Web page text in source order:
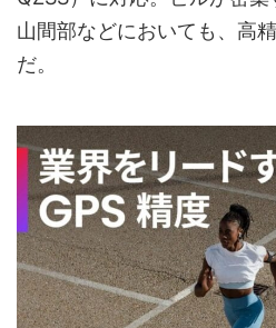
山間部などにおいても、高
だ。